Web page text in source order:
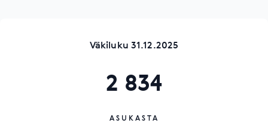
Väkiluku 31.12.2025
2 834
ASUKASTA